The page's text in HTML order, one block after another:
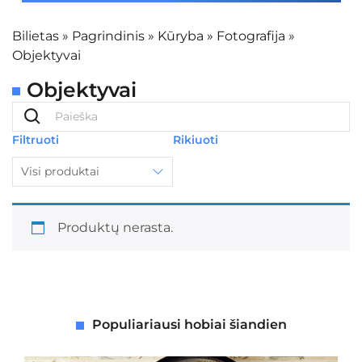
Bilietas » Pagrindinis » Kūryba » Fotografija »
Objektyvai
Objektyvai
Filtruoti
Visi produktai
Rikiuoti
Produktų nerasta.
Populiariausi hobiai šiandien